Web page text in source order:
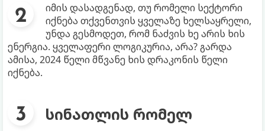
იმის დასადგენად, თუ რომელი სექტორი
იქნება თქვენთვის ყველაზე ხელსაყრელი,
უნდა გესმოდეთ, რომ ნაძვის ხე არის ხის
ენერგია. ყველაფერი ლოგიკურია, არა? გარდა
ამისა, 2024 წელი მწვანე ხის დრაკონის წელი
იქნება.
სინათლის რომელ